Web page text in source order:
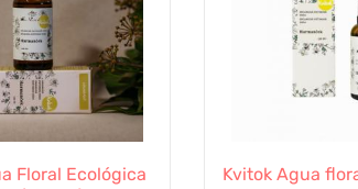
Floral Ecológica
Kvitok Agua